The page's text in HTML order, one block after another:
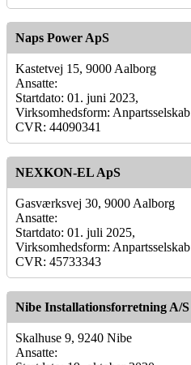
Naps Power ApS
Kastetvej 15, 9000 Aalborg
Ansatte:
Startdato: 01. juni 2023,
Virksomhedsform: Anpartsselskab
CVR: 44090341
NEXKON-EL ApS
Gasværksvej 30, 9000 Aalborg
Ansatte:
Startdato: 01. juli 2025,
Virksomhedsform: Anpartsselskab
CVR: 45733343
Nibe Installationsforretning A/S
Skalhuse 9, 9240 Nibe
Ansatte: